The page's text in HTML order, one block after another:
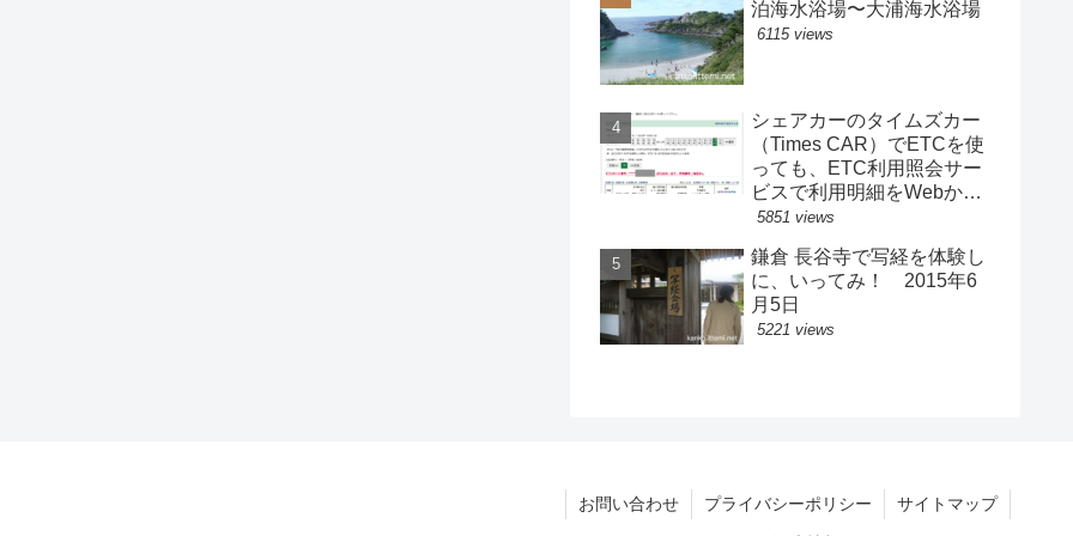
泊海水浴場〜大浦海水浴場
6115 views
シェアカーのタイムズカー
（Times CAR）でETCを使
っても、ETC利用照会サー
ビスで利用明細をWebから
取得できる！別のETC車載
5851 views
鎌倉 長谷寺で写経を体験し
に、いってみ！ 2015年6
月5日
5221 views
お問い合わせ プライバシーポリシー サイトマップ